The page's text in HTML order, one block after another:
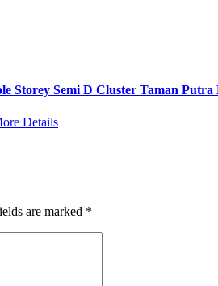
Storey Semi D Cluster Taman Putra
Details
are marked *